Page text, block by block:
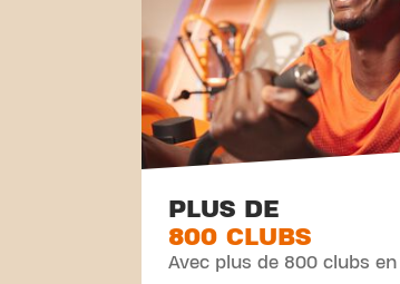
PLUS DE
800 CLUBS
Avec plus de 800 clubs